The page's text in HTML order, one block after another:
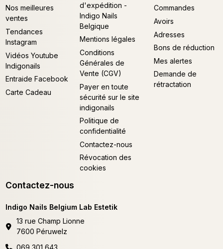
Nos meilleures
ventes
Tendances
Instagram
Vidéos Youtube
Indigonails
Entraide Facebook
Carte Cadeau
d'expédition -
Indigo Nails
Belgique
Mentions légales
Conditions
Générales de
Vente (CGV)
Payer en toute
sécurité sur le site
indigonails
Politique de
confidentialité
Contactez-nous
Révocation des
cookies
Commandes
Avoirs
Adresses
Bons de réduction
Mes alertes
Demande de
rétractation
Contactez-nous
Indigo Nails Belgium Lab Estetik
13 rue Champ Lionne
7600 Péruwelz
069 301 643